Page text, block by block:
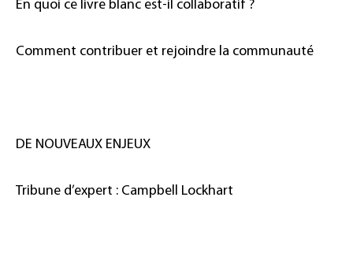
En quoi ce livre blanc est-il collaboratif ?
Comment contribuer et rejoindre la communauté
DE NOUVEAUX ENJEUX
Tribune d’expert : Campbell Lockhart